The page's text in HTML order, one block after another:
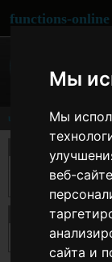
Мы
Мы
веб-
сайта и
functions-online
unserialize
unserialize()
обратно в значение
Декларация
unserialize(